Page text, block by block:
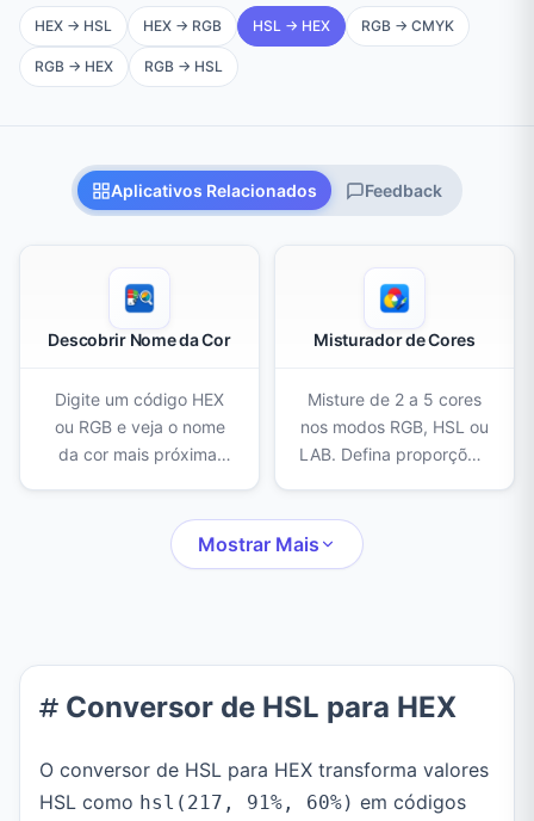
Conversor de HSL para HEX
O conversor de HSL para HEX transforma valores
HSL como hsl(217, 91%, 60%) em códigos
HEX → HSL Conversor de HEX para HSL
HEX → RGBConversor de HEX para RGB
HSL → HEXConversor de HSL para HEX
RGB → CMYKConversor
RGB → HEXConversor de RGB para HEX
RGB → HSL Conversor de RGB para HSL
Aplicativos Relacionados Feedback
Descobrir Nome da Cor
Digite um código HEX
ou RGB e veja o nome
da cor mais próxima,
cores semelhantes. Use
a base padrão do CSS
Misturador de Cores
Misture de 2 a 5 cores
nos modos RGB, HSL ou
LAB. Defina proporções,
copie o resultado em
HEX, RGB e HSL.
Mostrar Mais